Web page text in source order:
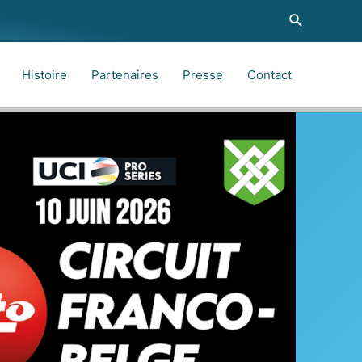
Histoire Partenaires Presse Contact